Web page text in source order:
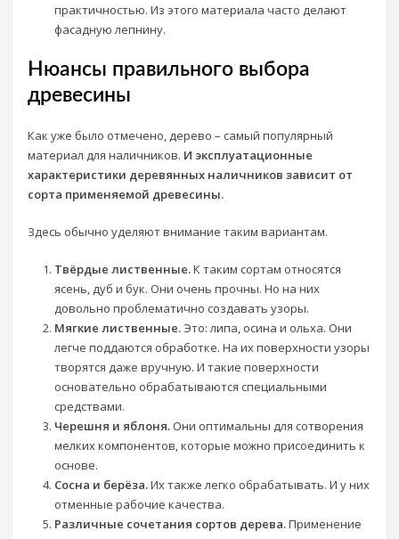
практичностью. Из этого материала часто делают
фасадную лепнину.
Нюансы правильного выбора
древесины
Как уже было отмечено, дерево – самый популярный
материал для наличников. И эксплуатационные
характеристики деревянных наличников зависит от
сорта применяемой древесины.
Здесь обычно уделяют внимание таким вариантам.
Твёрдые лиственные.К таким сортам относятся
ясень, дуб и бук. Они очень прочны. Но на них
довольно проблематично создавать узоры.
Мягкие лиственные.Это: липа, осина и ольха. Они
легче поддаются обработке. На их поверхности узоры
творятся даже вручную. И такие поверхности
основательно обрабатываются специальными
средствами.
Черешня и яблоня.Они оптимальны для сотворения
мелких компонентов, которые можно присоединить к
основе.
Сосна и берёза.Их также легко обрабатывать. И у них
отменные рабочие качества.
Различные сочетания сортов дерева.Применение